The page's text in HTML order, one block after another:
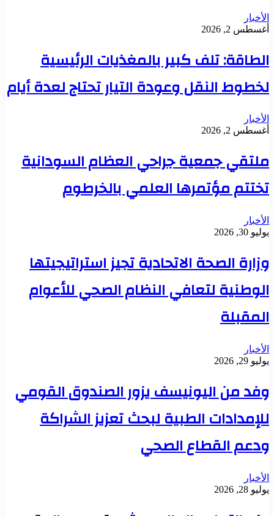
الأخبار
أغسطس 2, 2026
الطاقة: تلف كبير بالمغذيات الرئيسية
لخطوط النقل وعودة التيار تحتاج لعدة أيام
الأخبار
أغسطس 2, 2026
ملتقي جمعية جراحي العظام السودانية
تختتم مؤتمرها العلمي بالخرطوم
الأخبار
يوليو 30, 2026
وزارة الصحة الاتحادية تجيز استراتيجيتها
الوطنية لتعافي النظام الصحي للأعوام
المقبلة
الأخبار
يوليو 29, 2026
وفد من اليونيسف يزور الصندوق القومي
للإمدادات الطبية لبحث تعزيز الشراكة
ودعم القطاع الصحي
الأخبار
يوليو 28, 2026